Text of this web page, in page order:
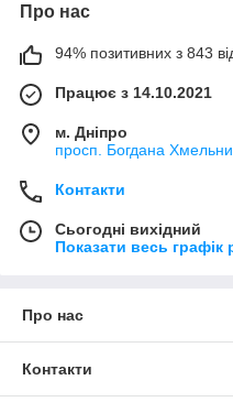
Про нас
94% позитивних з 843
Працює з 14.10.2021
м. Дніпро
просп. Богдана
Контакти
Сьогодні вихідний
Показати весь графік
Про нас
Контакти